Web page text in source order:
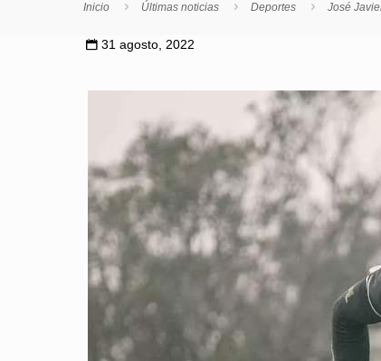
Inicio Últimas noticias Deportes José
31 agosto, 2022